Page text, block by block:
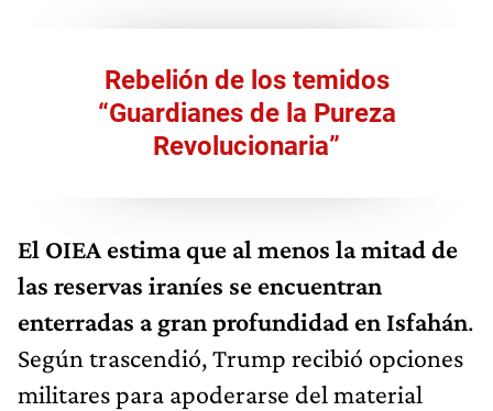
Rebelión de los temidos
“Guardianes de la Pureza
Revolucionaria”
El OIEA estima que al menos la mitad de
las reservas iraníes se encuentran
enterradas a gran profundidad en Isfahán.
Según trascendió, Trump recibió opciones
militares para apoderarse del material